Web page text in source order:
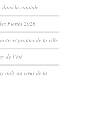
dans la capitale
Fiertés 2026
et profiter de la ville
de l’été
only au cœur de la